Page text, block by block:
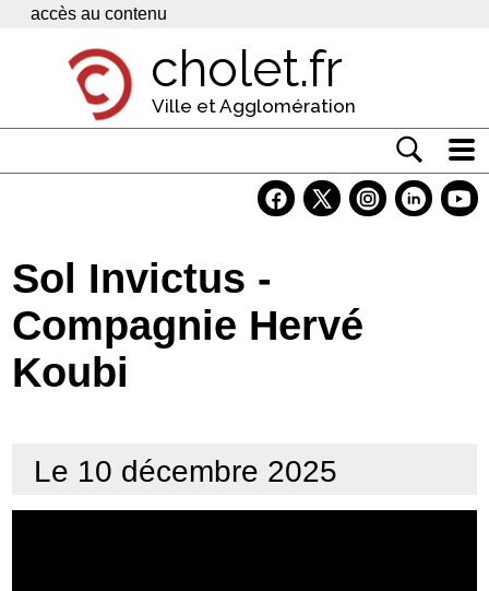
Panneau de gestion des cookies
accès au contenu
cholet.fr
Ville et Agglomération
Economie
Services
Contacts
Sol Invictus -
Compagnie Hervé
Koubi
Le 10 décembre 2025